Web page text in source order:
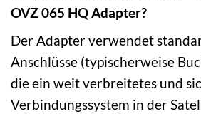
OVZ 065 HQ Adapter?
Der Adapter verwendet
Anschlüsse (typischerweise
die ein weit verbreitetes und
Verbindungssystem in der